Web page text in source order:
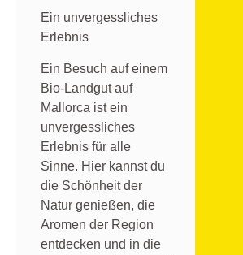
Ein unvergessliches
Erlebnis
Ein Besuch auf einem
Bio-Landgut auf
Mallorca ist ein
unvergessliches
Erlebnis für alle
Sinne. Hier kannst du
die Schönheit der
Natur genießen, die
Aromen der Region
entdecken und in die